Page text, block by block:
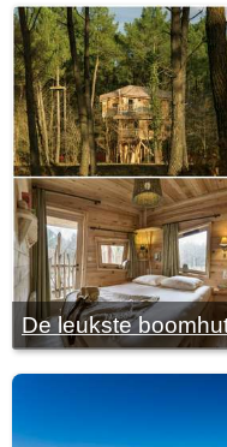
De leukste